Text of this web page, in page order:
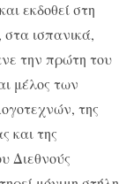
εκδοθεί στη
ισπανικά,
την πρώτη του
μέλος των
της
και της
Διεθνούς